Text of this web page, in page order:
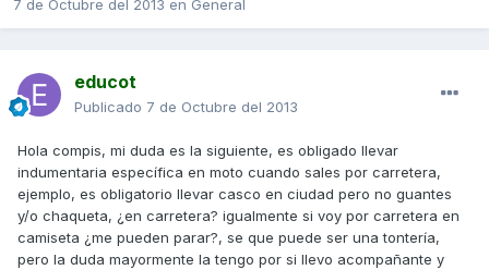
7 de Octubre del 2013 en General
educot
Publicado 7 de Octubre del 2013
Hola compis, mi duda es la siguiente, es obligado llevar
indumentaria específica en moto cuando sales por carretera,
ejemplo, es obligatorio llevar casco en ciudad pero no guantes
y/o chaqueta, ¿en carretera? igualmente si voy por carretera en
camiseta ¿me pueden parar?, se que puede ser una tontería,
pero la duda mayormente la tengo por si llevo acompañante y